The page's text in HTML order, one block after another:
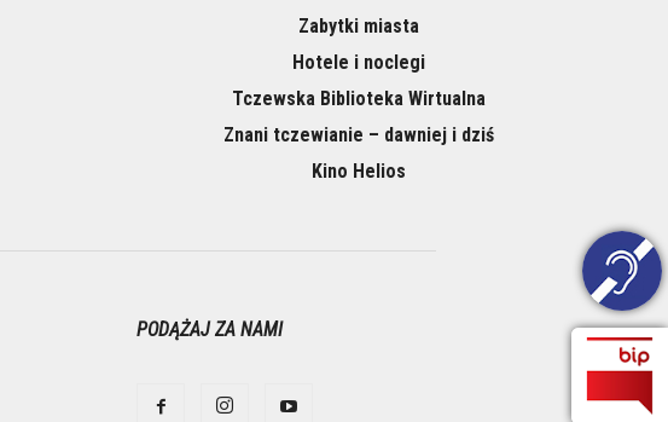
Zabytki miasta
Hotele i noclegi
Tczewska Biblioteka Wirtualna
Znani tczewianie – dawniej i dziś
Kino Helios
PODĄŻAJ ZA NAMI